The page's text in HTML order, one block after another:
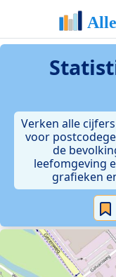
Verken alle
voor
de
leefomgeving
grafieken